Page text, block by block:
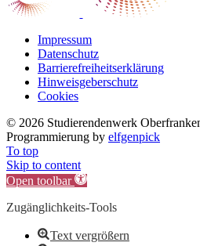
Impressum
Datenschutz
Barrierefreiheitserklärung
Hinweisgeberschutz
Cookies
© 2026 Studierendenwerk
Programmierung by elfgenpick
To top
Skip to content
Open toolbar
Zugänglichkeits-Tools
Text vergrößern